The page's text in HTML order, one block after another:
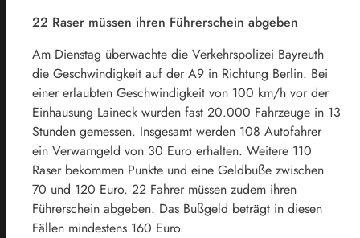
22 Raser müssen ihren Führerschein abgeben
Am Dienstag überwachte die Verkehrspolizei Bayreuth
die Geschwindigkeit auf der A9 in Richtung Berlin. Bei
einer erlaubten Geschwindigkeit von 100 km/h vor der
Einhausung Laineck wurden fast 20.000 Fahrzeuge in 13
Stunden gemessen. Insgesamt werden 108 Autofahrer
ein Verwarngeld von 30 Euro erhalten. Weitere 110
Raser bekommen Punkte und eine Geldbuße zwischen
70 und 120 Euro. 22 Fahrer müssen zudem ihren
Führerschein abgeben. Das Bußgeld beträgt in diesen
Fällen mindestens 160 Euro.